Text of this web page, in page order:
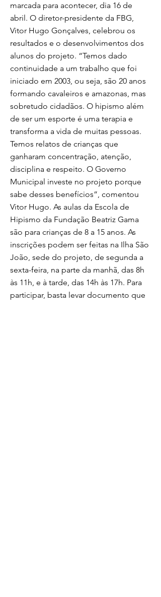
marcada para acontecer, dia 16 de
abril. O diretor-presidente da FBG,
Vitor Hugo Gonçalves, celebrou os
resultados e o desenvolvimentos dos
alunos do projeto. “Temos dado
continuidade a um trabalho que foi
iniciado em 2003, ou seja, são 20 anos
formando cavaleiros e amazonas, mas
sobretudo cidadãos. O hipismo além
de ser um esporte é uma terapia e
transforma a vida de muitas pessoas.
Temos relatos de crianças que
ganharam concentração, atenção,
disciplina e respeito. O Governo
Municipal investe no projeto porque
sabe desses benefícios”, comentou
Vitor Hugo. As aulas da Escola de
Hipismo da Fundação Beatriz Gama
são para crianças de 8 a 15 anos. As
inscrições podem ser feitas na Ilha São
João, sede do projeto, de segunda a
sexta-feira, na parte da manhã, das 8h
às 11h, e à tarde, das 14h às 17h. Para
participar, basta levar documento que